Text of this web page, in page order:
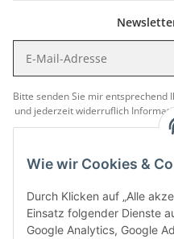
Wie wir Cookies &
Durch Klicken auf „Alle
Einsatz folgender Dienste
Google Analytics, Google
Bitte senden Sie mir entsprechend
und jederzeit widerruflich
Newsletter abonnieren und
Den Gutschein erhalten Sie
Bestätigung